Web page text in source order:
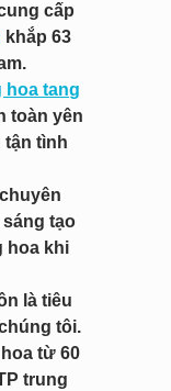
cấp
khắp 63
hoa tang
toàn yên
tận tình
tạo
hoa khi
là tiêu
tôi.
từ 60
trung